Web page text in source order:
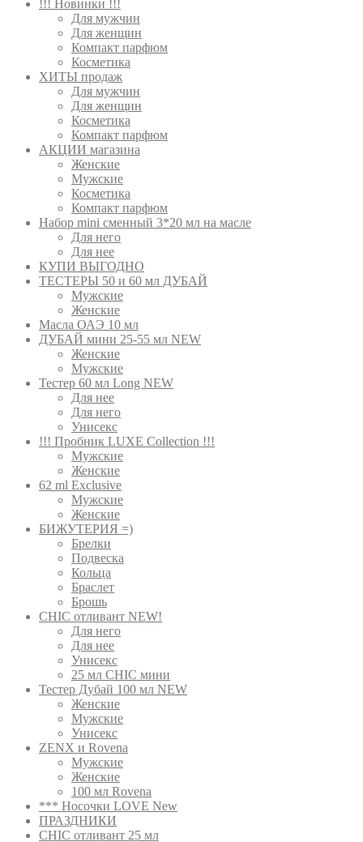
!!! Новинки !!!
Для мужчин
Для женщин
Компакт парфюм
Косметика
ХИТЫ продаж
Для мужчин
Для женщин
Косметика
Компакт парфюм
АКЦИИ магазина
Женские
Мужские
Косметика
Компакт парфюм
Набор mini сменный 3*20 мл на масле
Для него
Для нее
КУПИ ВЫГОДНО
ТЕСТЕРЫ 50 и 60 мл ДУБАЙ
Мужские
Женские
Масла ОАЭ 10 мл
ДУБАЙ мини 25-55 мл NEW
Женские
Мужские
Тестер 60 мл Long NEW
Для нее
Для него
Унисекс
!!! Пробник LUXE Collection !!!
Мужские
Женские
62 ml Exclusive
Мужские
Женские
БИЖУТЕРИЯ =)
Брелки
Подвеска
Кольца
Браслет
Брошь
CHIC отливант NEW!
Для него
Для нее
Унисекс
25 мл CHIC мини
Тестер Дубай 100 мл NEW
Женские
Мужские
Унисекс
ZENX и Rovena
Мужские
Женские
100 мл Rovena
*** Носочки LOVE New
ПРАЗДНИКИ
CHIC отливант 25 мл